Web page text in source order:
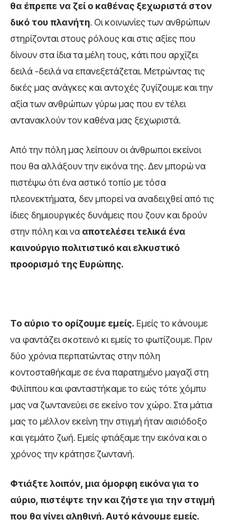
θα έπρεπε να ζεί ο καθένας ξεχωριστά στον
δικό του πλανήτη. Οι κοινωνίες των ανθρώπων
στηρίζονται στους ρόλους και στις αξίες που
δίνουν στα ίδια τα μέλη τους, κάτι που αρχίζει
δειλά -δειλά να επανεξετάζεται. Μετρώντας τις
δικές μας ανάγκες και αντοχές ζυγίζουμε και την
αξία των ανθρώπων γύρω μας που εν τέλει
αντανακλούν τον καθένα μας ξεχωριστά.
Από την πόλη μας λείπουν οι άνθρωποι εκείνοι
που θα αλλάξουν την εικόνα της. Δεν μπορώ να
πιστέψω ότι ένα αστικό τοπίο με τόσα
πλεονεκτήματα, δεν μπορεί να αναδειχθεί από τις
ίδιες δημιουργικές δυνάμεις που ζουν και δρούν
στην πόλη και να αποτελέσει τελικά ένα
καινούργιο πολιτιστικό και ελκυστικό
προορισμό της Ευρώπης.
Το αύριο το ορίζουμε εμείς. Εμείς το κάνουμε
να φαντάζει σκοτεινό κι εμείς το φωτίζουμε. Πριν
δύο χρόνια περπατώντας στην πόλη
κοντοσταθήκαμε σε ένα παρατημένο μαγαζί στη
Φιλίππου και φανταστήκαμε το εώς τότε χόμπυ
μας να ζωντανεύει σε εκείνο τον χώρο. Στα μάτια
μας το μέλλον εκείνη την στιγμή ήταν αισιόδοξο
και γεμάτο ζωή. Εμείς φτιάξαμε την εικόνα και ο
χρόνος την κράτησε ζωντανή.
Φτιάξτε λοιπόν, μια όμορφη εικόνα για το
αύριο, πιστέψτε την και ζήστε για την στιγμή
που θα γίνει αληθινή. Αυτό κάνουμε εμείς.